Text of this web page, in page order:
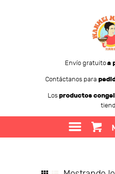
Envío gratuitoa
Contáctanos para
Losproductos
WANMEI
SOBRE WANMEI